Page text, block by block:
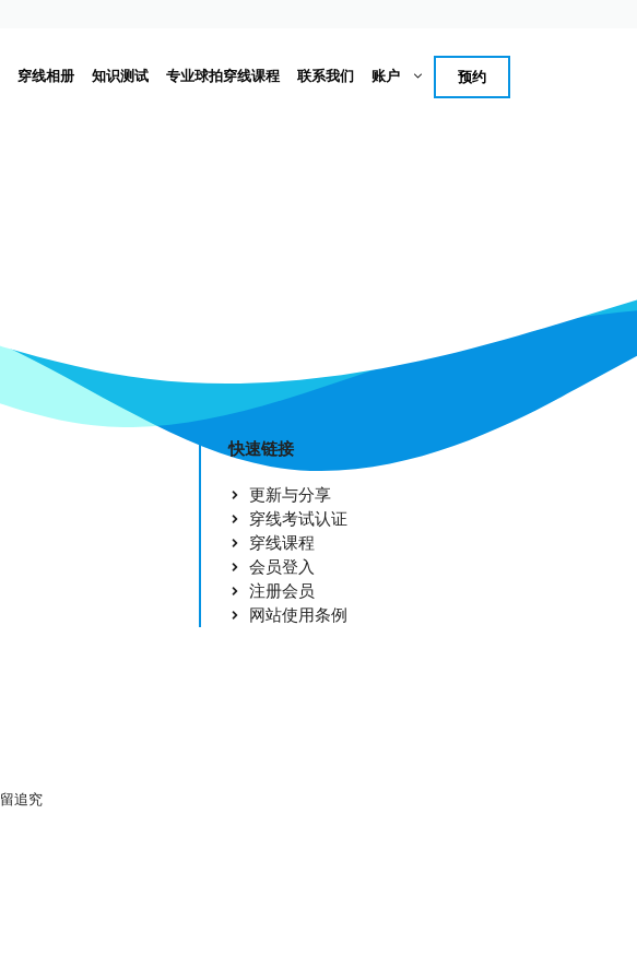
穿线相册 知识测试 专业球拍穿线课程 联系我们 账户 预约
快速链接
更新与分享
穿线考试认证
穿线课程
会员登入
注册会员
网站使用条例
追究